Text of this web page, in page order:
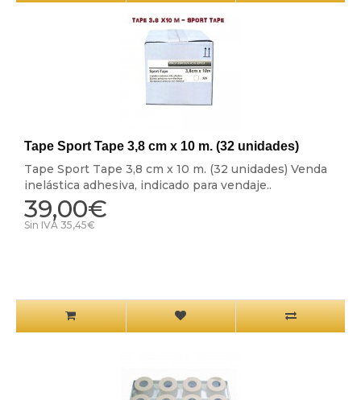
Tape Sport Tape 3,8 cm x 10 m. (32 unidades)
Tape Sport Tape 3,8 cm x 10 m. (32 unidades) Venda
inelástica adhesiva, indicado para vendaje..
39,00€
Sin IVA 35,45€